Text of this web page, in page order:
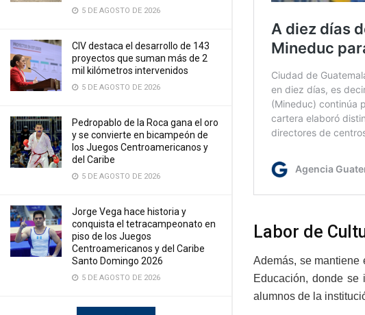
5 DE AGOSTO DE 2026
CIV destaca el desarrollo de 143
proyectos que suman más de 2
mil kilómetros intervenidos
5 DE AGOSTO DE 2026
Pedropablo de la Roca gana el oro
y se convierte en bicampeón de
los Juegos Centroamericanos y
del Caribe
5 DE AGOSTO DE 2026
Jorge Vega hace historia y
conquista el tetracampeonato en
piso de los Juegos
Centroamericanos y del Caribe
Santo Domingo 2026
5 DE AGOSTO DE 2026
Labor de
Además, se mantiene
Educación, donde
alumnos de la